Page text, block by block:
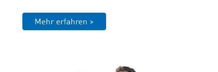
Mehr erfahren >